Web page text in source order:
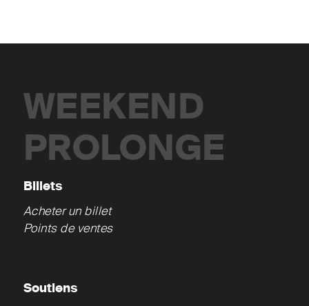
WEEKEND
PROLONGE
Billets
Acheter un billet
Points de ventes
Soutiens